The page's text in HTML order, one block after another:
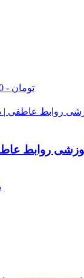
250,000 تومان -
روابط